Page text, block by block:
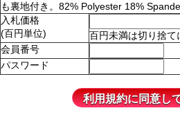
も裏地付き。82% Polyester 18%
入札価格
(百円単位)
百円未満は切り捨て
会員番号
パスワード